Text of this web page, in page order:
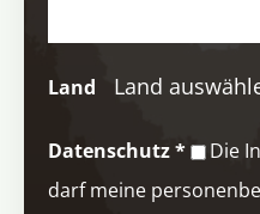
Land Land
Datenschutz*
Die
darf meine